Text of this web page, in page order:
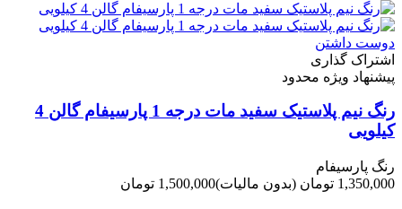
دوست داشتن
اشتراک گذاری
پیشنهاد ویژه محدود
رنگ نیم پلاستیک سفید مات درجه 1 پارسیفام گالن 4
کیلویی
رنگ پارسیفام
1,350,000 تومان
(بدون مالیات)1,500,000 تومان